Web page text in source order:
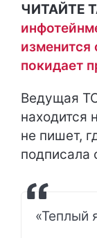
ЧИТАЙТЕ
покидает
Ведущая
находится
не пишет,
подписала
«Теплый